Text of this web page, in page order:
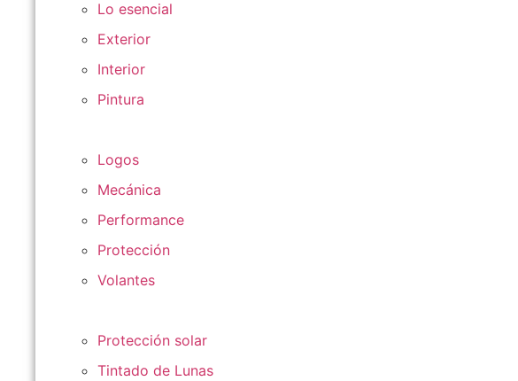
Lo esencial
Exterior
Interior
Pintura
Logos
Mecánica
Performance
Protección
Volantes
Protección solar
Tintado de Lunas